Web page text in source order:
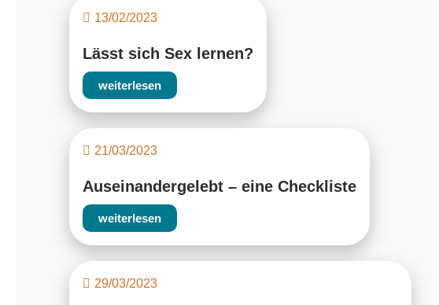
13/02/2023
Lässt sich Sex lernen?
weiterlesen
21/03/2023
Auseinandergelebt – eine Checkliste
weiterlesen
29/03/2023